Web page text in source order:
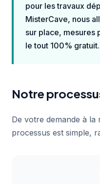
pour les travaux
MisterCave, nous
sur place, mesures
le tout 100% gratuit.
Notre
De votre demande à la
processus est simple,